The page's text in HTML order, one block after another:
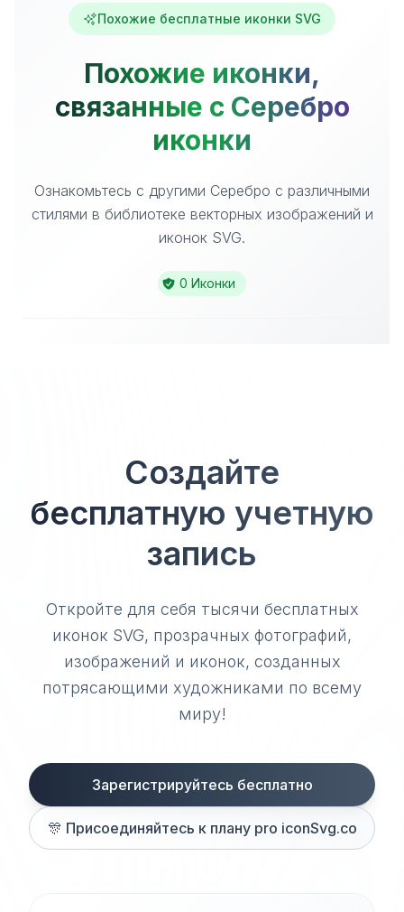
Похожие бесплатные иконки SVG
Похожие иконки,
связанные с Серебро
иконки
Ознакомьтесь с другими Серебро с различными
стилями в библиотеке векторных изображений и
иконок SVG.
0 Иконки
Создайте
бесплатную учетную
запись
Откройте для себя тысячи бесплатных
иконок SVG, прозрачных фотографий,
изображений и иконок, созданных
потрясающими художниками по всему
миру!
Зарегистрируйтесь бесплатно
🎊 Присоединяйтесь к плану pro iconSvg.co